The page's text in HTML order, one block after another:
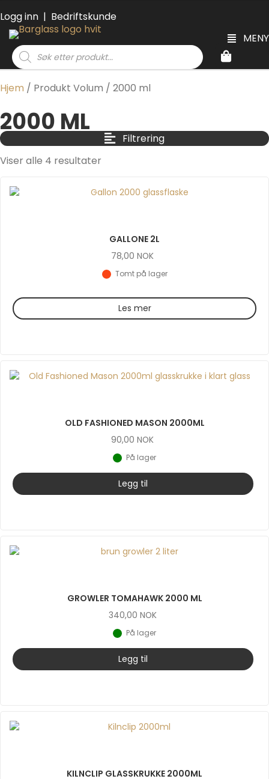
Logg inn | Bedriftskunde
MENY
Products
search
Hjem / Produkt Volum / 2000 ml
2000 ML
Filtrering
Viser alle 4 resultater
GALLONE 2L
78,00 NOK
Tomt på lager
Les mer
OLD FASHIONED MASON 2000ML
90,00 NOK
På lager
Legg til
GROWLER TOMAHAWK 2000 ML
340,00 NOK
På lager
Legg til
KILNCLIP GLASSKRUKKE 2000ML